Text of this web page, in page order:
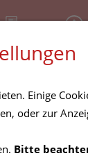
Anfrage
Einige
oder zur
Bitte